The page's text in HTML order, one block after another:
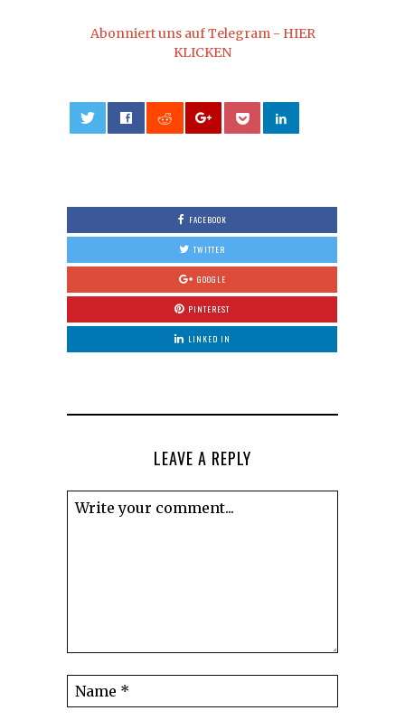
Abonniert uns auf Telegram - HIER
KLICKEN
FACEBOOK
TWITTER
GOOGLE
PINTEREST
LINKED IN
LEAVE A REPLY